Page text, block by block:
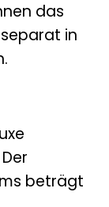
das
in
beträgt